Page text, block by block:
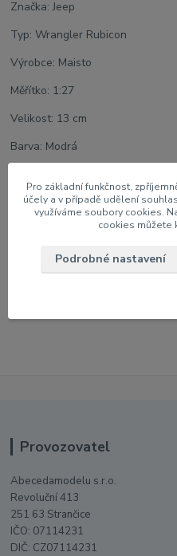
Značka: Jeep
Typ: Wrangler Rubicon
Výrobce: Maisto
Měřítko: 1:27
Velikost: 13 cm
Barva: Modrá
Zboží zařazeno v
1:24 Auta
Provozovatel
Abecedamodelu s.r.o.
Revoluční 413
251 63 Strančice
IČO: 07114231
DIČ: CZ07114231
Pro základní funkčnost,
účely a v případě udělení
využíváme soubory cookies.
cookies můžete
Podrobné nastavení